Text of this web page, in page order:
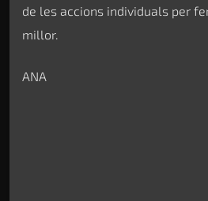
de les accions individuals per
millor.
ANA